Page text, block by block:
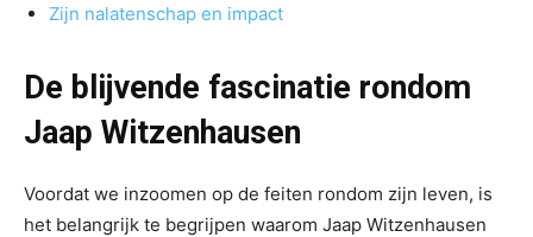
Zijn nalatenschap en impact
De blijvende fascinatie rondom
Jaap Witzenhausen
Voordat we inzoomen op de feiten rondom zijn leven, is
het belangrijk te begrijpen waarom Jaap Witzenhausen